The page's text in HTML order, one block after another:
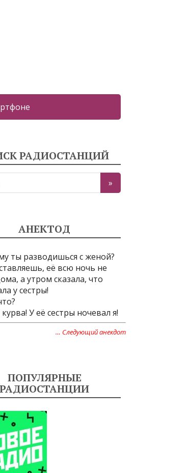
РАДИОСТАНЦИЙ
АНЕКТОД
ты разводишься с женой?
её всю ночь не
а утром сказала, что
у сестры!
У её сестры ночевал я!
… Следующий анекдот
ПОПУЛЯРНЫЕ
РАДИОСТАНЦИИ